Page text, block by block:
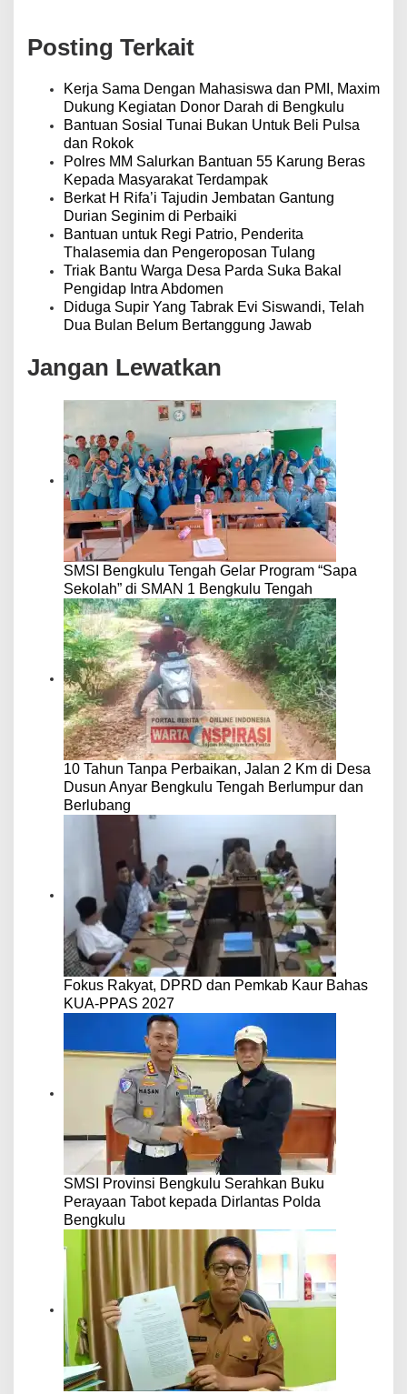
s
i
Posting Terkait
Kerja Sama Dengan Mahasiswa dan PMI, Maxim
Dukung Kegiatan Donor Darah di Bengkulu
Bantuan Sosial Tunai Bukan Untuk Beli Pulsa
dan Rokok
Polres MM Salurkan Bantuan 55 Karung Beras
Kepada Masyarakat Terdampak
Berkat H Rifa’i Tajudin Jembatan Gantung
Durian Seginim di Perbaiki
Bantuan untuk Regi Patrio, Penderita
Thalasemia dan Pengeroposan Tulang
Triak Bantu Warga Desa Parda Suka Bakal
Pengidap Intra Abdomen
Diduga Supir Yang Tabrak Evi Siswandi, Telah
Dua Bulan Belum Bertanggung Jawab
Jangan Lewatkan
SMSI Bengkulu Tengah Gelar Program “Sapa
Sekolah” di SMAN 1 Bengkulu Tengah
10 Tahun Tanpa Perbaikan, Jalan 2 Km di Desa
Dusun Anyar Bengkulu Tengah Berlumpur dan
Berlubang
Fokus Rakyat, DPRD dan Pemkab Kaur Bahas
KUA-PPAS 2027
SMSI Provinsi Bengkulu Serahkan Buku
Perayaan Tabot kepada Dirlantas Polda
Bengkulu